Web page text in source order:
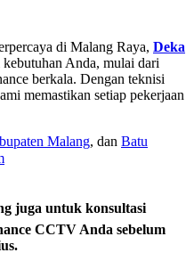
di Malang Raya, Deka
kebutuhan Anda, mulai dari
berkala. Dengan teknisi
memastikan setiap pekerjaan
Malang, dan Batu
juga untuk konsultasi
CCTV Anda sebelum